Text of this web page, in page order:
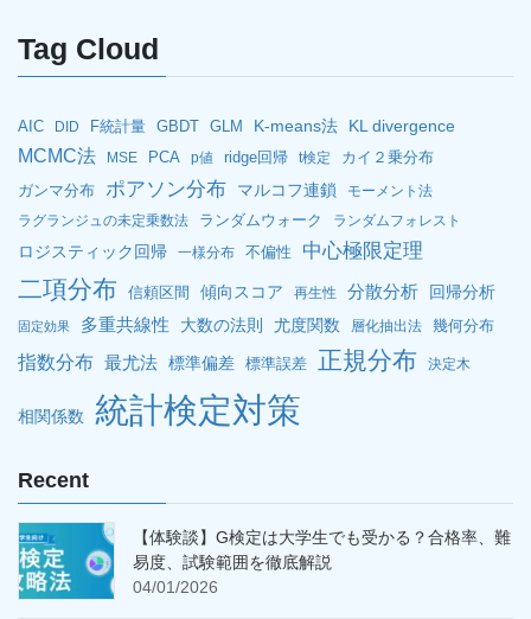
Tag Cloud
AIC DID F統計量 GBDT GLM K-means法 KL divergence
MCMC法 MSE PCA p値 ridge回帰 t検定
カイ２乗分布
ガンマ分布 ポアソン分布 マルコフ連鎖
モーメント法
ラグランジュの未定乗数法
ランダムウォーク ランダムフォレスト
ロジスティック回帰 一様分布 不偏性 中心極限定理
二項分布 信頼区間 傾向スコア 再生性 分散分析 回帰分析
固定効果 多重共線性 大数の法則 尤度関数 層化抽出法 幾何分布
指数分布 最尤法 標準偏差 標準誤差 正規分布 決定木
相関係数 統計検定対策
Recent
【体験談】G検定は大学生でも受かる？合格率、難
易度、試験範囲を徹底解説
04/01/2026